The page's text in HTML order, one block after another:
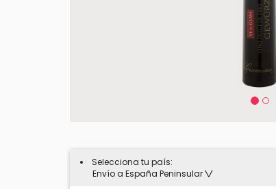
Selecciona tu país:
Envío a España Peninsular